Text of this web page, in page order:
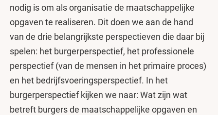
nodig is om als organisatie de maatschappelijke
opgaven te realiseren. Dit doen we aan de hand
van de drie belangrijkste perspectieven die daar bij
spelen: het burgerperspectief, het professionele
perspectief (van de mensen in het primaire proces)
en het bedrijfsvoeringsperspectief. In het
burgerperspectief kijken we naar: Wat zijn wat
betreft burgers de maatschappelijke opgaven en